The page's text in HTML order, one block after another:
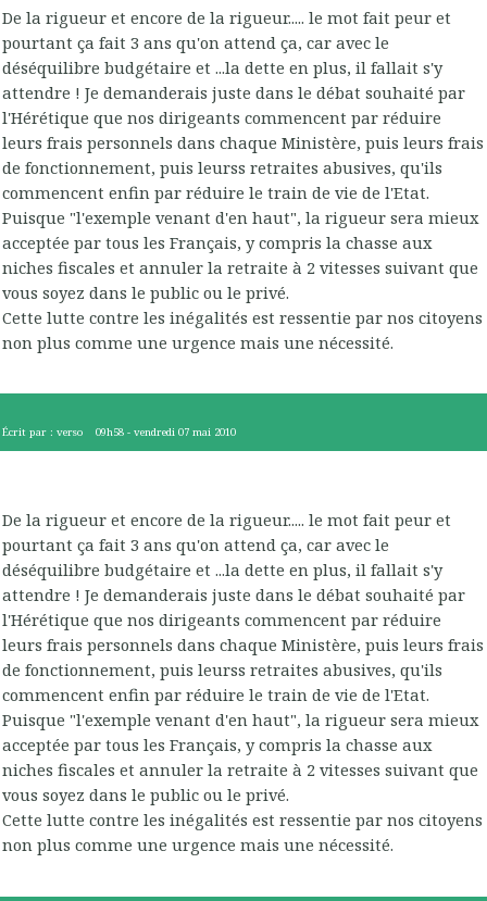
De la rigueur et encore de la rigueur..... le mot fait peur et
pourtant ça fait 3 ans qu'on attend ça, car avec le
déséquilibre budgétaire et ...la dette en plus, il fallait s'y
attendre ! Je demanderais juste dans le débat souhaité par
l'Hérétique que nos dirigeants commencent par réduire
leurs frais personnels dans chaque Ministère, puis leurs frais
de fonctionnement, puis leurss retraites abusives, qu'ils
commencent enfin par réduire le train de vie de l'Etat.
Puisque "l'exemple venant d'en haut", la rigueur sera mieux
acceptée par tous les Français, y compris la chasse aux
niches fiscales et annuler la retraite à 2 vitesses suivant que
vous soyez dans le public ou le privé.
Cette lutte contre les inégalités est ressentie par nos citoyens
non plus comme une urgence mais une nécessité.
Écrit par : verso 09h58 -vendredi 07 mai 2010
De la rigueur et encore de la rigueur..... le mot fait peur et
pourtant ça fait 3 ans qu'on attend ça, car avec le
déséquilibre budgétaire et ...la dette en plus, il fallait s'y
attendre ! Je demanderais juste dans le débat souhaité par
l'Hérétique que nos dirigeants commencent par réduire
leurs frais personnels dans chaque Ministère, puis leurs frais
de fonctionnement, puis leurss retraites abusives, qu'ils
commencent enfin par réduire le train de vie de l'Etat.
Puisque "l'exemple venant d'en haut", la rigueur sera mieux
acceptée par tous les Français, y compris la chasse aux
niches fiscales et annuler la retraite à 2 vitesses suivant que
vous soyez dans le public ou le privé.
Cette lutte contre les inégalités est ressentie par nos citoyens
non plus comme une urgence mais une nécessité.